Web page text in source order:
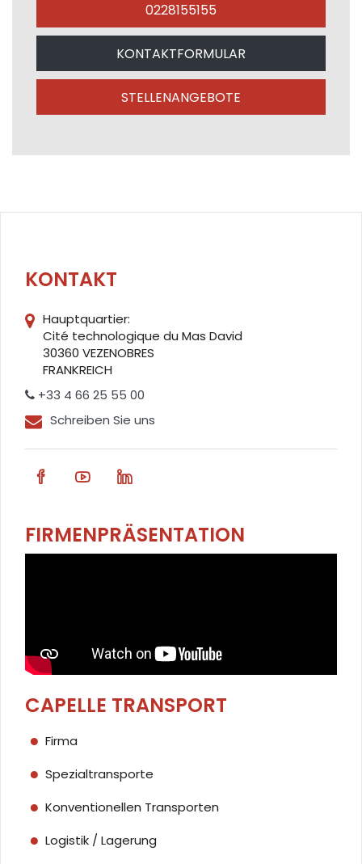
0228155155
KONTAKTFORMULAR
STELLENANGEBOTE
KONTAKT
Hauptquartier:
Cité technologique du Mas David
30360 VEZENOBRES
FRANKREICH
+33 4 66 25 55 00
Schreiben Sie uns
FIRMENPRÄSENTATION
CAPELLE TRANSPORT
Firma
Spezialtransporte
Konventionellen Transporten
Logistik / Lagerung